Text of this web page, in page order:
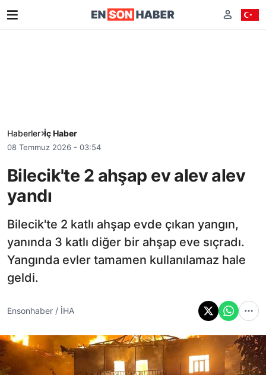
Haberler İç Haber
08 Temmuz 2026 - 03:54
Bilecik'te 2 ahşap ev alev alev
yandı
Bilecik'te 2 katlı ahşap evde çıkan yangın,
yanında 3 katlı diğer bir ahşap eve sıçradı.
Yangında evler tamamen kullanılamaz hale
geldi.
Ensonhaber / İHA